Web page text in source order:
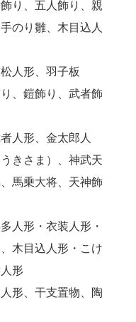
り、五人飾り、親
のり雛、木目込人
人形、羽子板
、鎧飾り、武者飾
人形、金太郎人
きさま）、神武天
馬乗大将、天神飾
人形・衣装人形・
木目込人形・こけ
形
形、干支置物、陶